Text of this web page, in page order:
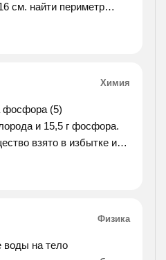
см. найти периметр
Химия
фосфора (5)
и 15,5 г фосфора.
взято в избытке и
Физика
воды на тело